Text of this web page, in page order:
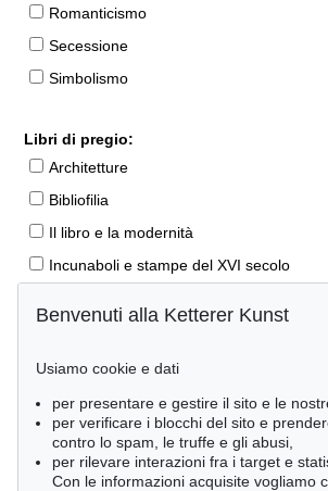
Romanticismo
Secessione
Simbolismo
Libri di pregio:
Architetture
Bibliofilia
Il libro e la modernità
Incunaboli e stampe del XVI secolo
Prime edizioni
Manoscritti antichi
Autografi
Libri per bambini
Benvenuti alla Ketterer Kunst
Usiamo cookie e dati
per presentare e gestire il sito e le
per verificare i blocchi del sito e
contro lo spam, le truffe e gli abusi,
per rilevare interazioni fra i target e
Con le informazioni acquisite vogliamo